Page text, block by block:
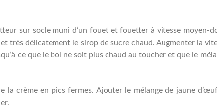
sur socle muni d’un fouet et fouetter à vitesse moyen-
très délicatement le sirop de sucre chaud. Augmenter la
ce que le bol ne soit plus chaud au toucher et que le
la crème en pics fermes. Ajouter le mélange de jaune